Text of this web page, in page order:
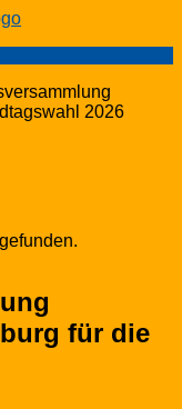
2026
für die